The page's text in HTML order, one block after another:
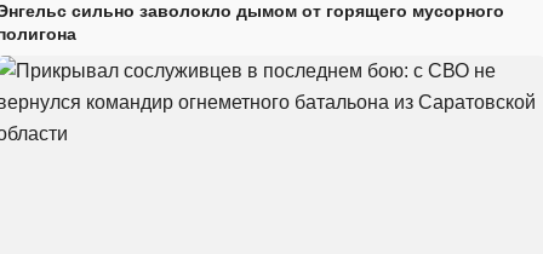
сильно заволокло дымом от горящего мусорного